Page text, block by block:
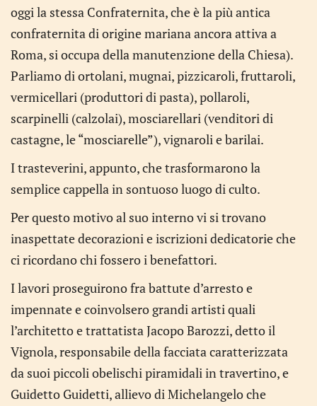
oggi la stessa Confraternita, che è la più antica
confraternita di origine mariana ancora attiva a
Roma, si occupa della manutenzione della Chiesa).
Parliamo di ortolani, mugnai, pizzicaroli, fruttaroli,
vermicellari (produttori di pasta), pollaroli,
scarpinelli (calzolai), mosciarellari (venditori di
castagne, le “mosciarelle”), vignaroli e barilai.
I trasteverini, appunto, che trasformarono la
semplice cappella in sontuoso luogo di culto.
Per questo motivo al suo interno vi si trovano
inaspettate decorazioni e iscrizioni dedicatorie che
ci ricordano chi fossero i benefattori.
I lavori proseguirono fra battute d’arresto e
impennate e coinvolsero grandi artisti quali
l’architetto e trattatista Jacopo Barozzi, detto il
Vignola, responsabile della facciata caratterizzata
da suoi piccoli obelischi piramidali in travertino, e
Guidetto Guidetti, allievo di Michelangelo che